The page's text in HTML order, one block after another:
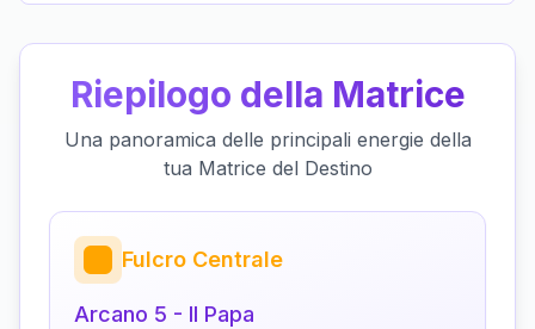
Riepilogo della Matrice
Una panoramica delle principali energie della
tua Matrice del Destino
Fulcro Centrale
Arcano 5 - Il Papa